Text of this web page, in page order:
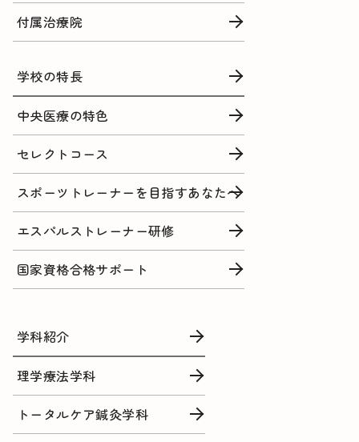
付属治療院
学校の特長
中央医療の特色
セレクトコース
スポーツトレーナーを目指すあなたへ
エスパルストレーナー研修
国家資格合格サポート
学科紹介
理学療法学科
トータルケア鍼灸学科